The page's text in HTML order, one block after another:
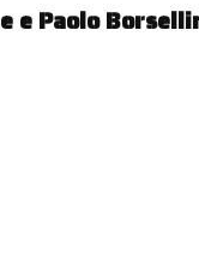
su proposta
dal
regole del bando e
dei
e Paolo